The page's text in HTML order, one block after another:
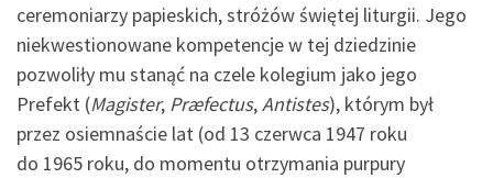
ceremoniarzy papieskich, stróżów świętej liturgii. Jego
niekwestionowane kompetencje w tej dziedzinie
pozwoliły mu stanąć na czele kolegium jako jego
Prefekt (Magister, Præfectus,Antistes), którym był
przez osiemnaście lat (od 13 czerwca 1947 roku
do 1965 roku, do momentu otrzymania purpury